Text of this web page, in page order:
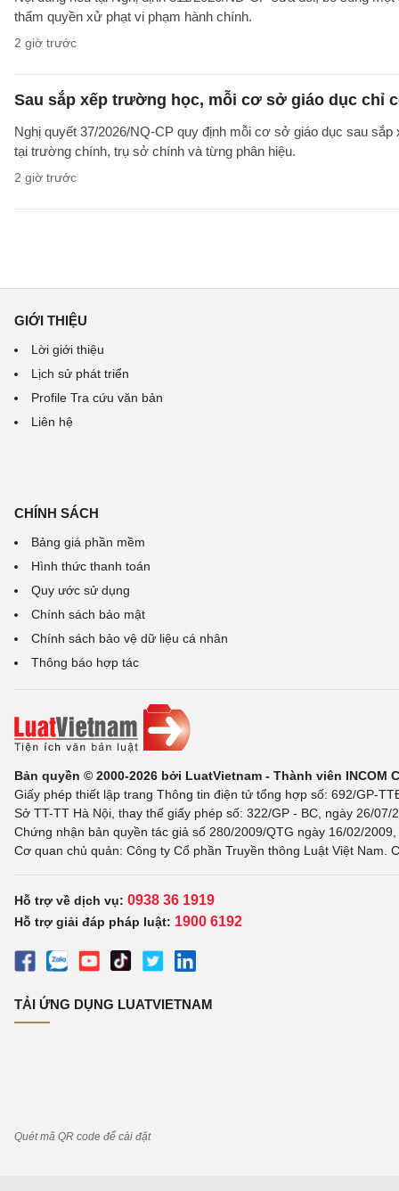
thẩm quyền xử phạt vi phạm hành chính.
2 giờ trước
Sau sắp xếp trường học, mỗi cơ sở giáo dục chỉ
Nghị quyết 37/2026/NQ-CP quy định mỗi cơ sở giáo dục sau
tại trường chính, trụ sở chính và từng phân hiệu.
2 giờ trước
GIỚI THIỆU
Lời giới thiệu
Lịch sử phát triển
Profile Tra cứu văn bản
Liên hệ
CHÍNH SÁCH
Bảng giá phần mềm
Hình thức thanh toán
Quy ước sử dụng
Chính sách bảo mật
Chính sách bảo vệ dữ liệu cá nhân
Thông báo hợp tác
Bản quyền © 2000-2026 bởi LuatVietnam - Thành viên INCOM
Giấy phép thiết lập trang Thông tin điện tử tổng hợp số: 692/GP-
Sở TT-TT Hà Nội, thay thế giấy phép số: 322/GP - BC, ngày 26/
Chứng nhận bản quyền tác giả số 280/2009/QTG ngày 16/02/
Cơ quan chủ quản: Công ty Cổ phần Truyền thông Luật Việt Nam.
Hỗ trợ về dịch vụ: 0938 36 1919
Hỗ trợ giải đáp pháp luật: 1900 6192
TẢI ỨNG DỤNG LUATVIETNAM
Quét mã QR code để cài đặt